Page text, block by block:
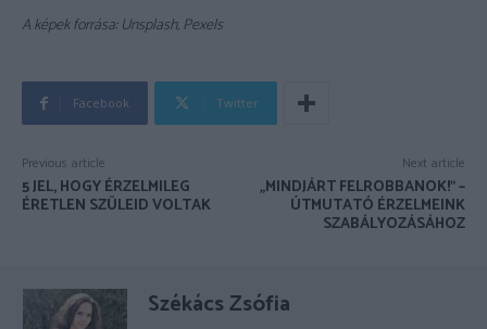
A képek forrása: Unsplash, Pexels
Facebook Twitter
Previous article
5 JEL, HOGY ÉRZELMILEG
ÉRETLEN SZÜLEID VOLTAK
Next article
„MINDJÁRT FELROBBANOK!” –
ÚTMUTATÓ ÉRZELMEINK
SZABÁLYOZÁSÁHOZ
Székács Zsófia